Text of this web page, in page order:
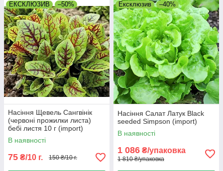
ЕКСКЛЮЗИВ –50%
Насіння Щевель Сангвінік
(червоні прожилки листа)
бебі листя 10 г (import)
В наявності
75 ₴/10 г. 150 ₴/10 г.
Ексклюзив –40%
Насіння Салат Латук Black
seeded Simpson (import)
В наявності
1 086 ₴/упаковка
1 810 ₴/упаковка